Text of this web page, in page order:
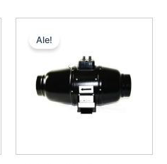
Ale!
236,90 €.